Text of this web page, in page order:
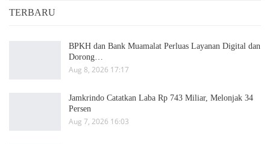
TERBARU
BPKH dan Bank Muamalat Perluas Layanan Digital dan
Dorong…
Aug 8, 2026 17:17
Jamkrindo Catatkan Laba Rp 743 Miliar, Melonjak 34
Persen
Aug 7, 2026 16:03